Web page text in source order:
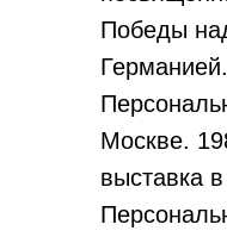
Победы
Москве.
выставка